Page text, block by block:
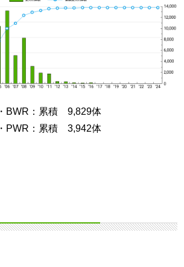
・BWR：累積 9,829体
・PWR：累積 3,942体